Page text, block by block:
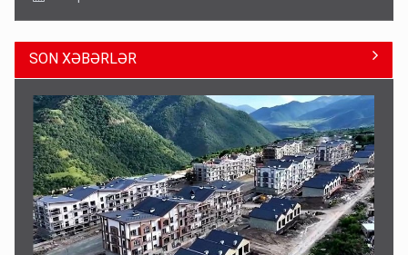
ŞOK! David Seliverstov ölkədən qaçdı
SON XƏBƏRLƏR